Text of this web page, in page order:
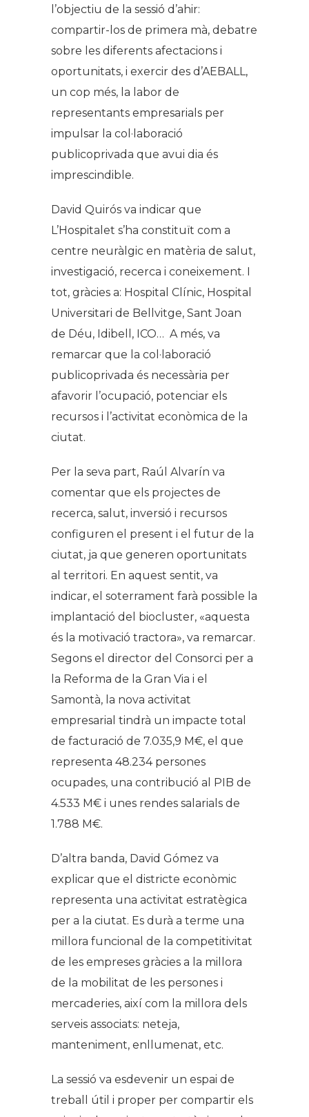
l’objectiu de la sessió d’ahir:
compartir-los de primera mà, debatre
sobre les diferents afectacions i
oportunitats, i exercir des d’AEBALL,
un cop més, la labor de
representants empresarials per
impulsar la col·laboració
publicoprivada que avui dia és
imprescindible.
David Quirós va indicar que
L’Hospitalet s’ha constituït com a
centre neuràlgic en matèria de salut,
investigació, recerca i coneixement. I
tot, gràcies a: Hospital Clínic, Hospital
Universitari de Bellvitge, Sant Joan
de Déu, Idibell, ICO… A més, va
remarcar que la col·laboració
publicoprivada és necessària per
afavorir l’ocupació, potenciar els
recursos i l’activitat econòmica de la
ciutat.
Per la seva part, Raúl Alvarín va
comentar que els projectes de
recerca, salut, inversió i recursos
configuren el present i el futur de la
ciutat, ja que generen oportunitats
al territori. En aquest sentit, va
indicar, el soterrament farà possible la
implantació del biocluster, «aquesta
és la motivació tractora», va remarcar.
Segons el director del Consorci per a
la Reforma de la Gran Via i el
Samontà, la nova activitat
empresarial tindrà un impacte total
de facturació de 7.035,9 M€, el que
representa 48.234 persones
ocupades, una contribució al PIB de
4.533 M€ i unes rendes salarials de
1.788 M€.
D’altra banda, David Gómez va
explicar que el districte econòmic
representa una activitat estratègica
per a la ciutat. Es durà a terme una
millora funcional de la competitivitat
de les empreses gràcies a la millora
de la mobilitat de les persones i
mercaderies, així com la millora dels
serveis associats: neteja,
manteniment, enllumenat, etc.
La sessió va esdevenir un espai de
treball útil i proper per compartir els